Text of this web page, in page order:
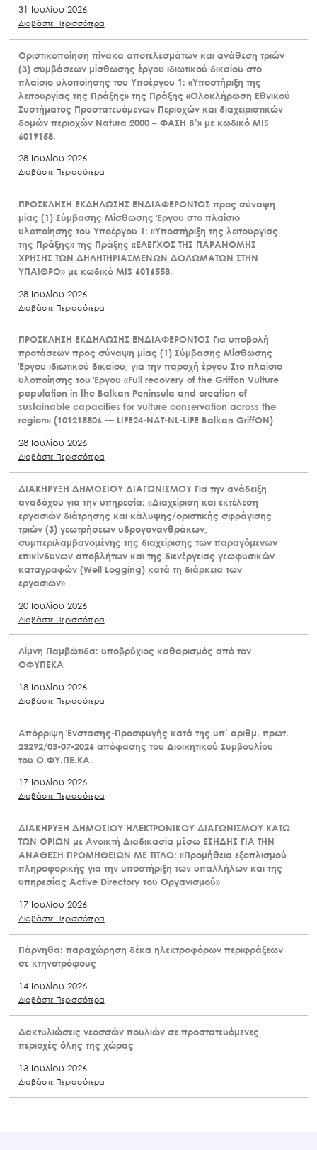
31 Ιουλίου 2026
Διαβάστε Περισσότερα
Οριστικοποίηση πίνακα αποτελεσμάτων και ανάθεση τριών
(3) συμβάσεων μίσθωσης έργου ιδιωτικού δικαίου στο
πλαίσιο υλοποίησης του Υποέργου 1: «Υποστήριξη της
λειτουργίας της Πράξης» της Πράξης «Ολοκλήρωση Εθνικού
Συστήματος Προστατευόμενων Περιοχών και διαχειριστικών
δομών περιοχών Natura 2000 – ΦΑΣΗ Β’» με κωδικό MIS
6019158.
28 Ιουλίου 2026
Διαβάστε Περισσότερα
ΠΡΟΣΚΛΗΣΗ ΕΚΔΗΛΩΣΗΣ ΕΝΔΙΑΦΕΡΟΝΤΟΣ προς σύναψη
μίας (1) Σύμβασης Μίσθωσης Έργου στο πλαίσιο
υλοποίησης του Υποέργου 1: «Υποστήριξη της λειτουργίας
της Πράξης» της Πράξης «ΕΛΕΓΧΟΣ ΤΗΣ ΠΑΡΑΝΟΜΗΣ
ΧΡΗΣΗΣ ΤΩΝ ΔΗΛΗΤΗΡΙΑΣΜΕΝΩΝ ΔΟΛΩΜΑΤΩΝ ΣΤΗΝ
ΥΠΑΙΘΡΟ» με κωδικό MIS 6016558.
28 Ιουλίου 2026
Διαβάστε Περισσότερα
ΠΡΟΣΚΛΗΣΗ ΕΚΔΗΛΩΣΗΣ ΕΝΔΙΑΦΕΡΟΝΤΟΣ Για υποβολή
προτάσεων προς σύναψη μίας (1) Σύμβασης Μίσθωσης
Έργου ιδιωτικού δικαίου, για την παροχή έργου Στο πλαίσιο
υλοποίησης του Έργου «Full recovery of the Griffon Vulture
population in the Balkan Peninsula and creation of
sustainable capacities for vulture conservation across the
region» (101215506 — LIFE24-NAT-NL-LIFE Balkan GriffON)
28 Ιουλίου 2026
Διαβάστε Περισσότερα
ΔΙΑΚΗΡΥΞΗ ΔΗΜΟΣΙΟΥ ΔΙΑΓΩΝΙΣΜΟΥ Για την ανάδειξη
αναδόχου για την υπηρεσία: «Διαχείριση και εκτέλεση
εργασιών διάτρησης και κάλυψης/οριστικής σφράγισης
τριών (3) γεωτρήσεων υδρογονανθράκων,
συμπεριλαμβανομένης της διαχείρισης των παραγόμενων
επικίνδυνων αποβλήτων και της διενέργειας γεωφυσικών
καταγραφών (Well Logging) κατά τη διάρκεια των
εργασιών»
20 Ιουλίου 2026
Διαβάστε Περισσότερα
Λίμνη Παμβώτιδα: υποβρύχιος καθαρισμός από τον
ΟΦΥΠΕΚΑ
18 Ιουλίου 2026
Διαβάστε Περισσότερα
Απόρριψη Ένστασης-Προσφυγής κατά της υπ’ αριθμ. πρωτ.
23292/03-07-2026 απόφασης του Διοικητικού Συμβουλίου
του Ο.ΦΥ.ΠΕ.ΚΑ.
17 Ιουλίου 2026
Διαβάστε Περισσότερα
ΔΙΑΚΗΡΥΞΗ ΔΗΜΟΣΙΟΥ ΗΛΕΚΤΡΟΝΙΚΟΥ ΔΙΑΓΩΝΙΣΜΟΥ ΚΑΤΩ
ΤΩΝ ΟΡΙΩΝ με Ανοικτή Διαδικασία μέσω ΕΣΗΔΗΣ ΓΙΑ ΤΗΝ
ΑΝΑΘΕΣΗ ΠΡΟΜΗΘΕΙΩΝ ΜΕ ΤΙΤΛΟ: «Προμήθεια εξοπλισμού
πληροφορικής για την υποστήριξη των υπαλλήλων και της
υπηρεσίας Active Directory του Οργανισμού»
17 Ιουλίου 2026
Διαβάστε Περισσότερα
Πάρνηθα: παραχώρηση δέκα ηλεκτροφόρων περιφράξεων
σε κτηνοτρόφους
14 Ιουλίου 2026
Διαβάστε Περισσότερα
Δακτυλιώσεις νεοσσών πουλιών σε προστατευόμενες
περιοχές όλης της χώρας
13 Ιουλίου 2026
Διαβάστε Περισσότερα